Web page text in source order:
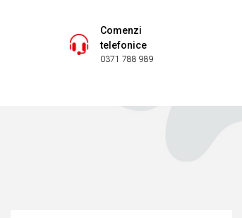
Comenzi
telefonice
0371 788 989